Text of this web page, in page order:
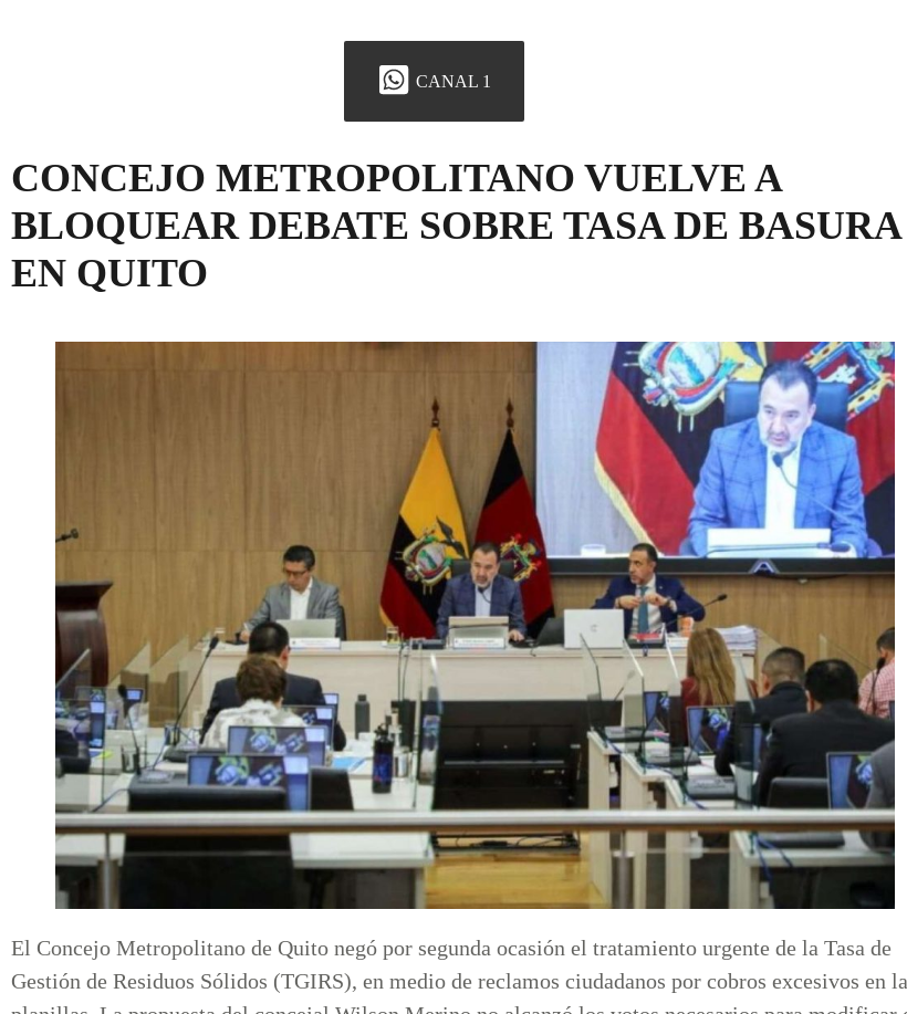
CANAL 1
CONCEJO METROPOLITANO VUELVE A
BLOQUEAR DEBATE SOBRE TASA DE BASURA
EN QUITO
El Concejo Metropolitano de Quito negó por segunda ocasión el tratamiento urgente de la Tasa de
Gestión de Residuos Sólidos (TGIRS), en medio de reclamos ciudadanos por cobros excesivos en